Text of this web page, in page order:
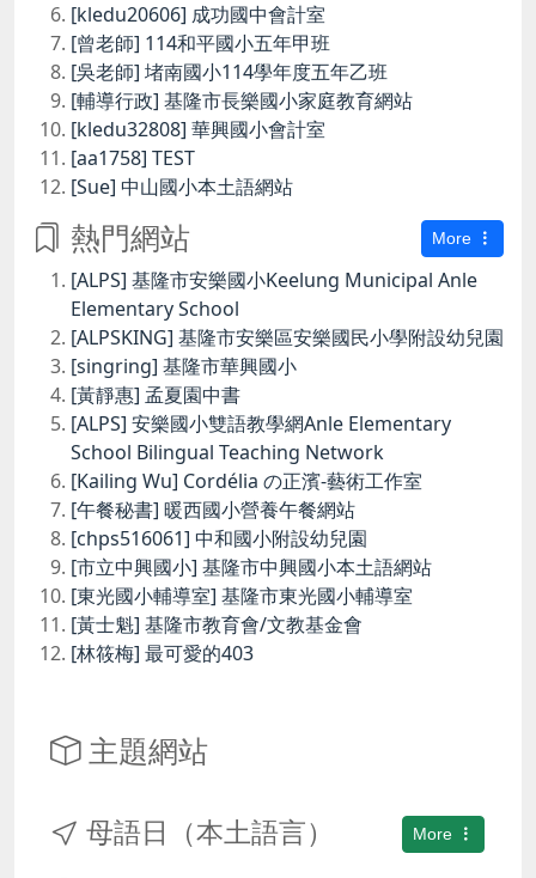
[kledu20606] 成功國中會計室
[曾老師] 114和平國小五年甲班
[吳老師] 堵南國小114學年度五年乙班
[輔導行政] 基隆市長樂國小家庭教育網站
[kledu32808] 華興國小會計室
[aa1758] TEST
[Sue] 中山國小本土語網站
熱門網站 More
[ALPS] 基隆市安樂國小Keelung Municipal Anle
Elementary School
[ALPSKING] 基隆市安樂區安樂國民小學附設幼兒園
[singring] 基隆市華興國小
[黃靜惠] 孟夏園中書
[ALPS] 安樂國小雙語教學網Anle Elementary
School Bilingual Teaching Network
[Kailing Wu] Cordélia の正濱-藝術工作室
[午餐秘書] 暖西國小營養午餐網站
[chps516061] 中和國小附設幼兒園
[市立中興國小] 基隆市中興國小本土語網站
[東光國小輔導室] 基隆市東光國小輔導室
[黃士魁] 基隆市教育會/文教基金會
[林筱梅] 最可愛的403
主題網站
More
母語日（本土語言）